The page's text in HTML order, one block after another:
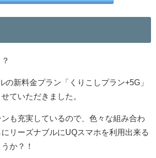
の新料金プラン「くりこしプラン+5G」
ていただきました。
も充実しているので、色々な組み合わ
リーズナブルにUQスマホを利用出来る
か？！